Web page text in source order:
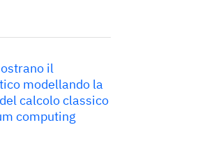
il
modellando la
calcolo classico
computing